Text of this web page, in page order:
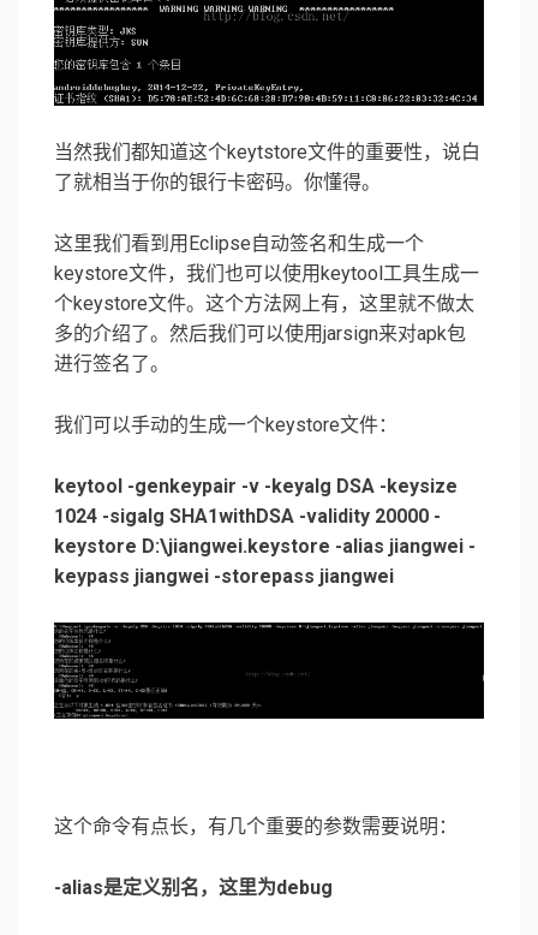
当然我们都知道这个keytstore文件的重要性，说白
了就相当于你的银行卡密码。你懂得。
这里我们看到用Eclipse自动签名和生成一个
keystore文件，我们也可以使用keytool工具生成一
个keystore文件。这个方法网上有，这里就不做太
多的介绍了。然后我们可以使用jarsign来对apk包
进行签名了。
我们可以手动的生成一个keystore文件：
keytool -genkeypair -v -keyalg DSA -keysize
1024 -sigalg SHA1withDSA -validity 20000 -
keystore D:\jiangwei.keystore -alias jiangwei -
keypass jiangwei -storepass jiangwei
这个命令有点长，有几个重要的参数需要说明：
-alias是定义别名，这里为debug